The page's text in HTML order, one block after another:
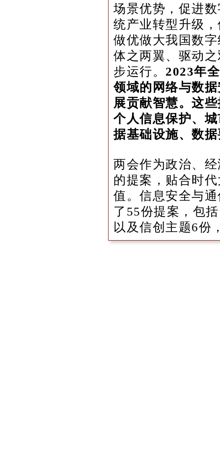
场景优势，促进
统产业转型升级
做优做大我国数
体之两翼、驱动
步运行。 2023年
领域的网络与数
展贡献智慧。这
个人信息保护、
据基础设施、数
两会作为政治、
的提案，贴合时
值。信息安全与
了55份提案，包
以及信创主题6份